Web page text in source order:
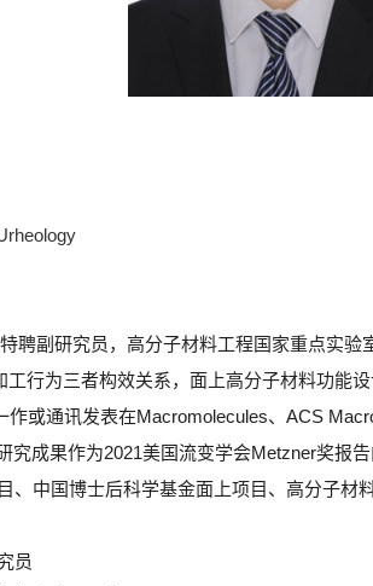
聘副研究员，高分子材料工程国家重点实
行为三者构效关系，面上高分子材料功能设
或通讯发表在Macromolecules、ACS
究成果作为2021美国流变学会Metzner奖
中国博士后科学基金面上项目、高分子材
员